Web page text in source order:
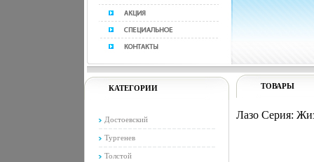
КАТЕГОРИИ
Достоевский
Тургенев
Толстой
ТОВАРЫ
Лазо Серия: